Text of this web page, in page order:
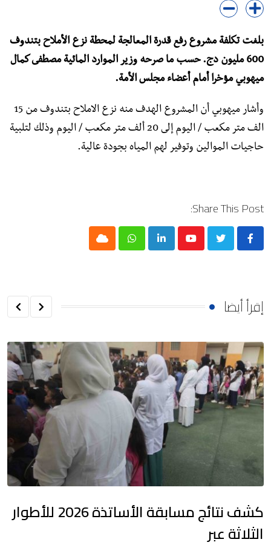
بلغت تكلفة مشروع رفع قدرة المعالجة لمحطة نزع الأملاح بتندوف
600 مليون دج. حسب ما صرحه وزير الموارد المائية مصطفى كمال
ميهوبي مؤخرا أمام أعضاء مجلس الأمة.
وأشار ميهوبي أن المشروع الهدف منه نزع الاملاح بتندوف من 15
الف متر مكعب / اليوم إلى 20 ألف متر مكعب / اليوم وذلك لتلبية
حاجيات الموالين وتوفير لهم المياه بجودة عالية.
Share This Post:
Youtube
LinkedIn
Whatsapp
Cloud
إقرأ أيضا
كشف نتائج مسابقة الأساتذة 2026 للأطوار
الثلاثة عبر